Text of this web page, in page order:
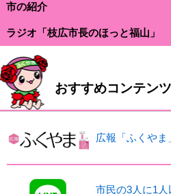
市の紹介
ラジオ「枝広市長のほっと福山」
おすすめコンテンツ
広報「ふくやま
市民の3人に1